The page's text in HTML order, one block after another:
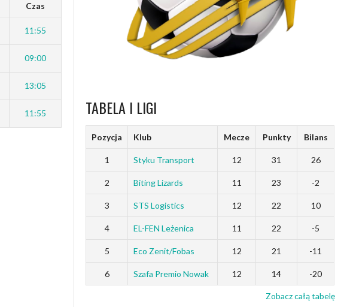
Czas
11:55
09:00
13:05
11:55 TABELA I LIGI
Pozycja Klub Mecze Punkty Bilans
1 Styku Transport 12 31 26
2 Biting Lizards 11 23 -2
3 STS Logistics 12 22 10
4 EL-FEN Leżenica 11 22 -5
5 Eco Zenit/Fobas 12 21 -11
6 Szafa Premio Nowak 12 14 -20
Zobacz całą tabelę